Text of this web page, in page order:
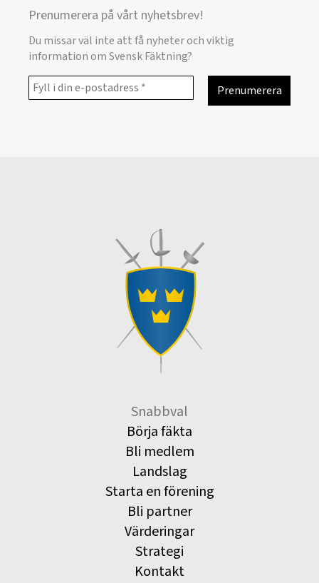
Prenumerera på vårt nyhetsbrev!
Du missar väl inte att få nyheter och viktig
information om Svensk Fäktning?
Snabbval
Börja fäkta
Bli medlem
Landslag
Starta en förening
Bli partner
Värderingar
Strategi
Kontakt